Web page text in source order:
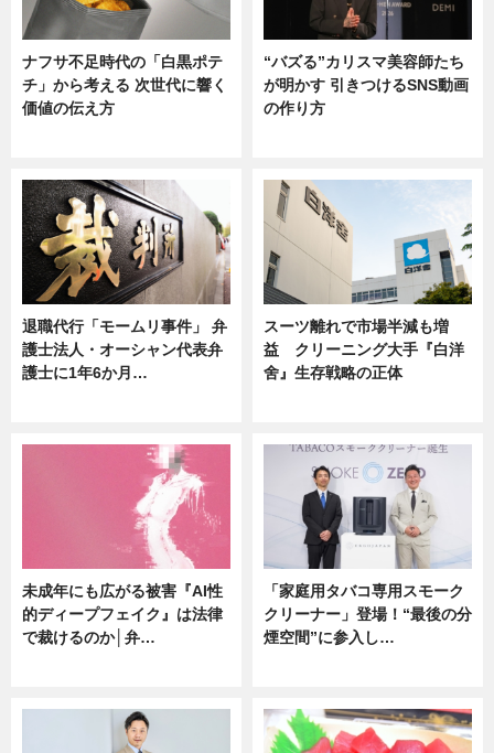
ナフサ不足時代の「白黒ポテ
チ」から考える 次世代に響く
価値の伝え方
“バズる”カリスマ美容師たち
が明かす 引きつけるSNS動画
の作り方
退職代行「モームリ事件」 弁
護士法人・オーシャン代表弁
護士に1年6か月…
スーツ離れで市場半減も増
益 クリーニング大手『白洋
舍』生存戦略の正体
未成年にも広がる被害『AI性
的ディープフェイク』は法律
で裁けるのか│弁…
「家庭用タバコ専用スモーク
クリーナー」登場！“最後の分
煙空間”に参入し…